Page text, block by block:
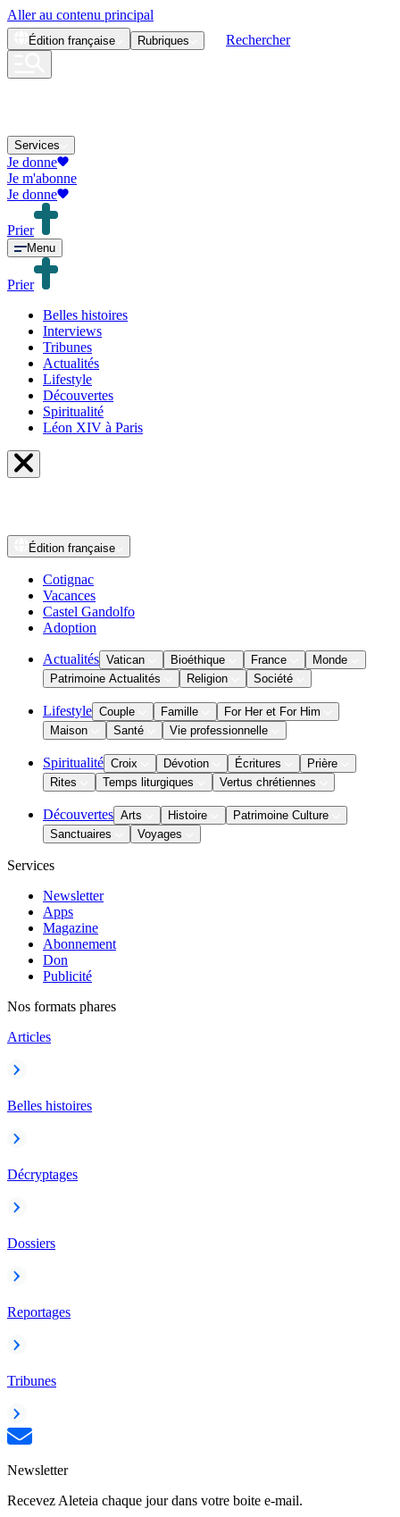
Aller au contenu principal
Édition française Rubriques Rechercher
Services
Je donne
Je m'abonne
Je donne
Prier
Menu
Prier
Belles histoires
Interviews
Tribunes
Actualités
Lifestyle
Découvertes
Spiritualité
Léon XIV à Paris
Édition française
Cotignac
Vacances
Castel Gandolfo
Adoption
Actualités Vatican Bioéthique France
Monde
Patrimoine Actualités
Religion Société
Lifestyle Couple Famille
For Her et For Him
Maison
Santé Vie professionnelle
Spiritualité Croix Dévotion Écritures
Prière
Rites
Temps liturgiques Vertus chrétiennes
Découvertes Arts Histoire
Patrimoine Culture
Sanctuaires
Voyages
Services
Newsletter
Apps
Magazine
Abonnement
Don
Publicité
Nos formats phares
Articles
Belles histoires
Décryptages
Dossiers
Reportages
Tribunes
Newsletter
Recevez Aleteia chaque jour dans votre boite e-mail.